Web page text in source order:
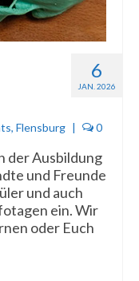
6
JAN. 2026
, Flensburg | 0
der Ausbildung
und Freunde
und auch
ein. Wir
oder Euch